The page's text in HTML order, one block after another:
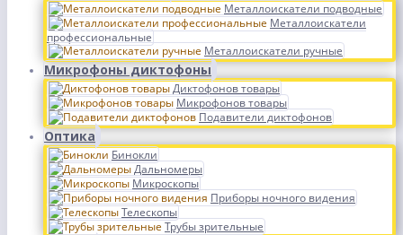
Металлоискатели подводные
Металлоискатели
профессиональные
Металлоискатели ручные
Микрофоны диктофоны
Диктофонов товары
Микрофонов товары
Подавители диктофонов
Оптика
Бинокли
Дальномеры
Микроскопы
Приборы ночного видения
Телескопы
Трубы зрительные